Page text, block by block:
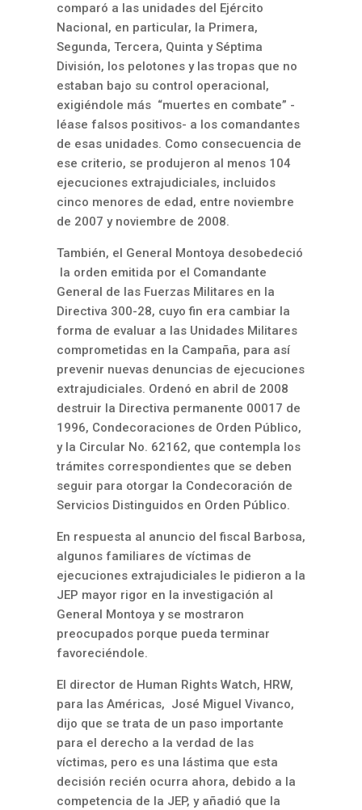
comparó a las unidades del Ejército
Nacional, en particular, la Primera,
Segunda, Tercera, Quinta y Séptima
División, los pelotones y las tropas que no
estaban bajo su control operacional,
exigiéndole más “muertes en combate” -
léase falsos positivos- a los comandantes
de esas unidades. Como consecuencia de
ese criterio, se produjeron al menos 104
ejecuciones extrajudiciales, incluidos
cinco menores de edad, entre noviembre
de 2007 y noviembre de 2008.
También, el General Montoya desobedeció
la orden emitida por el Comandante
General de las Fuerzas Militares en la
Directiva 300-28, cuyo fin era cambiar la
forma de evaluar a las Unidades Militares
comprometidas en la Campaña, para así
prevenir nuevas denuncias de ejecuciones
extrajudiciales. Ordenó en abril de 2008
destruir la Directiva permanente 00017 de
1996, Condecoraciones de Orden Público,
y la Circular No. 62162, que contempla los
trámites correspondientes que se deben
seguir para otorgar la Condecoración de
Servicios Distinguidos en Orden Público.
En respuesta al anuncio del fiscal Barbosa,
algunos familiares de víctimas de
ejecuciones extrajudiciales le pidieron a la
JEP mayor rigor en la investigación al
General Montoya y se mostraron
preocupados porque pueda terminar
favoreciéndole.
El director de Human Rights Watch, HRW,
para las Américas, José Miguel Vivanco,
dijo que se trata de un paso importante
para el derecho a la verdad de las
víctimas, pero es una lástima que esta
decisión recién ocurra ahora, debido a la
competencia de la JEP, y añadió que la